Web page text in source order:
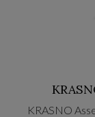
KRASNO